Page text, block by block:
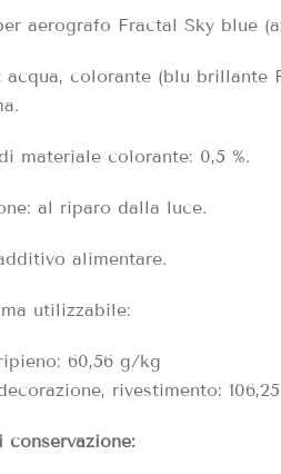
aerografo Fractal Sky blue
acqua, colorante (blu brillante
materiale colorante: 0,5 %.
al riparo dalla luce.
alimentare.
utilizzabile:
60,56 g/kg
rivestimento: